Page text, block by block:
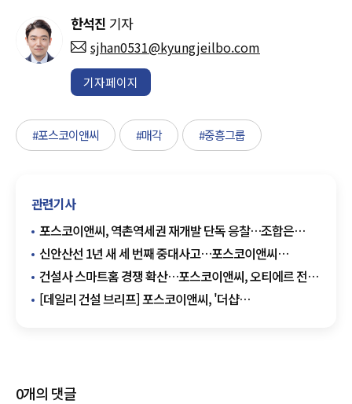
한석진 기자
sjhan0531@kyungjeilbo.com
기자페이지
#포스코이앤씨 #매각 #중흥그룹
관련기사
포스코이앤씨, 역촌역세권 재개발 단독 응찰…조합은
재입찰 공고
신안산선 1년 새 세 번째 중대사고…포스코이앤씨
안전관리 도마
건설사 스마트홈 경쟁 확산…포스코이앤씨, 오티에르 전용
앱 선보여
[데일리 건설 브리프] 포스코이앤씨, '더샵
0개의 댓글